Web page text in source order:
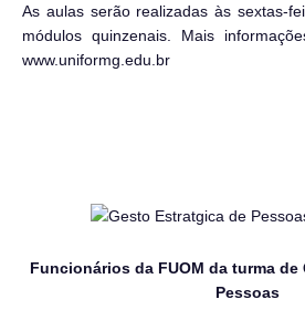
As aulas serão realizadas às sextas-
módulos quinzenais. Mais
www.uniformg.edu.br
Funcionários da FUOM da turma
Pessoas